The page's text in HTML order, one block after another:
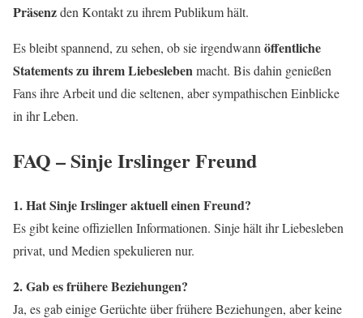
Präsenzden Kontakt zu ihrem Publikum hält.
Es bleibt spannend, zu sehen, ob sie irgendwann öffentliche
Statements zu ihrem Liebeslebenmacht. Bis dahin genießen
Fans ihre Arbeit und die seltenen, aber sympathischen Einblicke
in ihr Leben.
FAQ – Sinje Irslinger Freund
1. Hat Sinje Irslinger aktuell einen Freund?
Es gibt keine offiziellen Informationen. Sinje hält ihr Liebesleben
privat, und Medien spekulieren nur.
2. Gab es frühere Beziehungen?
Ja, es gab einige Gerüchte über frühere Beziehungen, aber keine